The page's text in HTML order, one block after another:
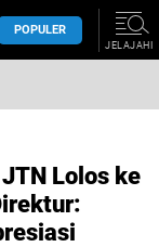
POPULER
JELAJAHI
Lolos ke